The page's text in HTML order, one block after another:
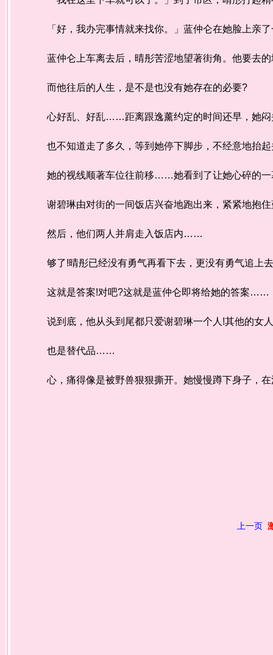
「好，我办完事情就来找你。」蓝仲仑在她脸上亲了
蓝仲仑上车离去后，晴彤苦涩地望著街角。他要去
而他往后的人生，是不是也没有她存在的必要?
心好乱、好乱……距离跟逸薰约定的时间还早，她闷
也不知道走了多久，等到她停下脚步，不经意地抬起
她的视线顺著车位往前移……她看到了让她心碎的一
谢碧琳由对街的一间饭店兴奋地跑出来，紧紧地抱住
然后，他们两人并肩走入饭店内……
够了!晴彤已经没有勇气再看下去，更没有勇气追上
这就是答案!对吧?这就是蓝仲仑即将给她的答案……
说到底，他从头到尾都只爱谢碧琳一个人!其他的女
也是替代品……
心，痛得像是被野兽狠狠撕开。她慢慢蹲下身子，
上一页